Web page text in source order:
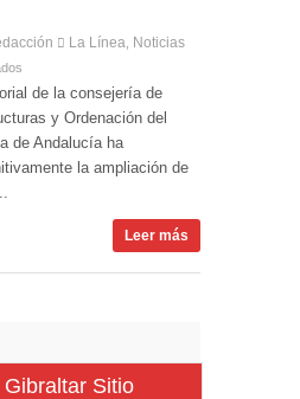
La Línea Noticias
de la consejería de
y Ordenación del
de Andalucía ha
la ampliación de
Leer más
Sitio